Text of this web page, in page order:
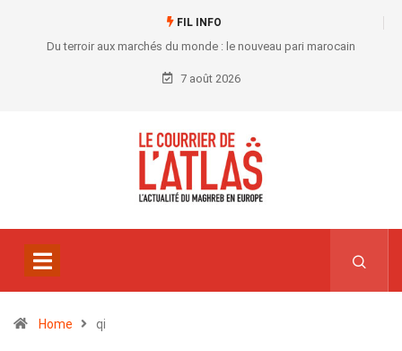
FIL INFO
Du terroir aux marchés du monde : le nouveau pari marocain
7 août 2026
Home qi